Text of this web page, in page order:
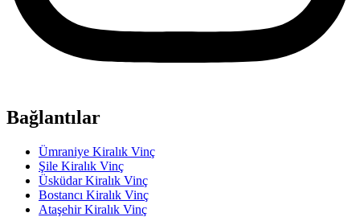
Bağlantılar
Ümraniye Kiralık Vinç
Şile Kiralık Vinç
Üsküdar Kiralık Vinç
Bostancı Kiralık Vinç
Ataşehir Kiralık Vinç